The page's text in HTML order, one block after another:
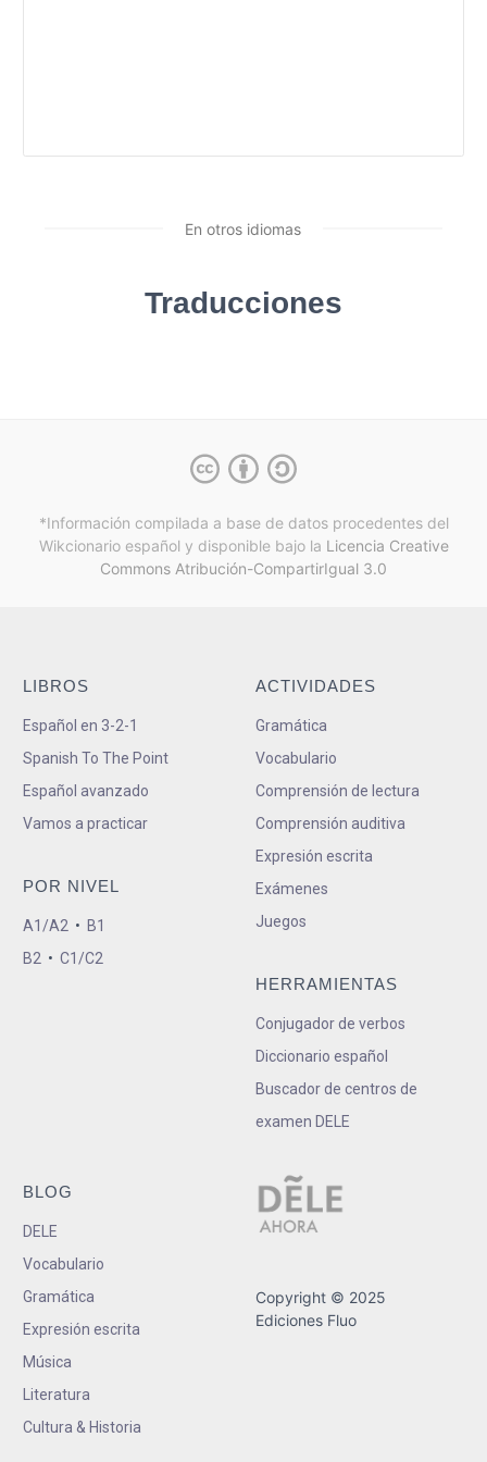
En otros idiomas
Traducciones
*Información compilada a base de datos procedentes del
Wikcionario español y disponible bajo la Licencia Creative
Commons Atribución-CompartirIgual 3.0
LIBROS
Español en 3-2-1
Spanish To The Point
Español avanzado
Vamos a practicar
POR NIVEL
A1/A2 • B1
B2 • C1/C2
ACTIVIDADES
Gramática
Vocabulario
Comprensión de lectura
Comprensión auditiva
Expresión escrita
Exámenes
Juegos
HERRAMIENTAS
Conjugador de verbos
Diccionario español
Buscador de centros de
examen DELE
BLOG
DELE
Vocabulario
Gramática
Expresión escrita
Música
Literatura
Cultura & Historia
Copyright © 2025
Ediciones Fluo